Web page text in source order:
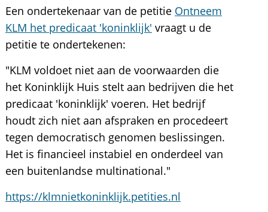
Een ondertekenaar van de petitie Ontneem
KLM het predicaat 'koninklijk' vraagt u de
petitie te ondertekenen:
"KLM voldoet niet aan de voorwaarden die
het Koninklijk Huis stelt aan bedrijven die het
predicaat 'koninklijk' voeren. Het bedrijf
houdt zich niet aan afspraken en procedeert
tegen democratisch genomen beslissingen.
Het is financieel instabiel en onderdeel van
een buitenlandse multinational."
https://klmnietkoninklijk.petities.nl